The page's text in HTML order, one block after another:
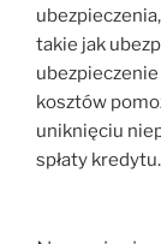
takie jak
kosztów
uniknięciu
spłaty kredytu.